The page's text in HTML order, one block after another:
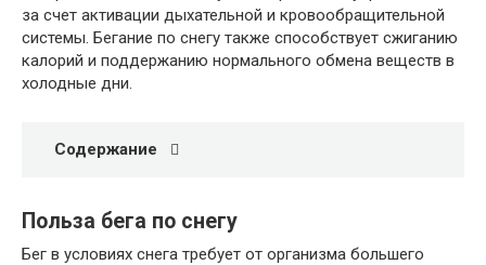
за счет активации дыхательной и кровообращительной
системы. Бегание по снегу также способствует сжиганию
калорий и поддержанию нормального обмена веществ в
холодные дни.
Содержание
Польза бега по снегу
Бег в условиях снега требует от организма большего